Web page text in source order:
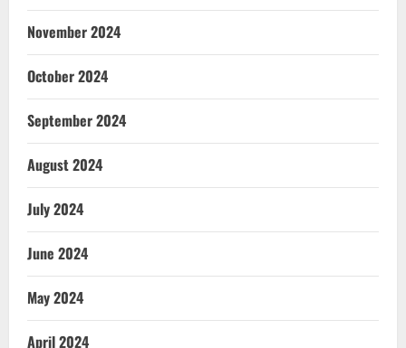
November 2024
October 2024
September 2024
August 2024
July 2024
June 2024
May 2024
April 2024